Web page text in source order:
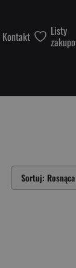
Kontakt Listy
Sortuj: